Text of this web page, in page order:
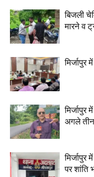
बिजली
मारने व
मिर्जापुर
मिर्जापुर
अगले तीन
मिर्जापुर
पर शांति